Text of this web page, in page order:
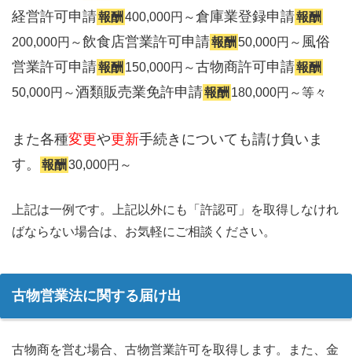
経営許可申請報酬 400,000円～倉庫業登録申請報酬
200,000円～飲食店営業許可申請報酬 50,000円～ 風俗
営業許可申請報酬 150,000円～古物商許可申請報酬
50,000円～酒類販売業免許申請報酬 180,000円～等々
また各種変更や更新手続きについても請け負いま
す。
報酬 30,000円～
上記は一例です。上記以外にも「許認可」を取得しなけれ
ばならない場合は、お気軽にご相談ください。
古物営業法に関する届け出
古物商を営む場合、古物営業許可を取得します。また、金